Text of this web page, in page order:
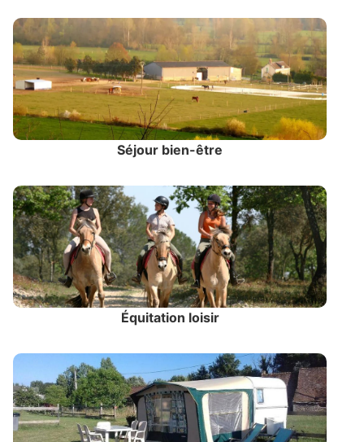
Séjour bien-être
Équitation loisir